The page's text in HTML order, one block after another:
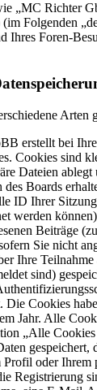
„MC Richter
Folgenden
Ihres Foren-
Arten
erstellt bei
Cookies sind
Dateien ablegt
Boards
ID Ihrer
werden
Beiträge
Sie nicht
Ihre Teilnahme
sind)
Die Cookies
Jahr. Alle
„Alle Cookies
gespeichert,
oder Ihrem
Registrierung